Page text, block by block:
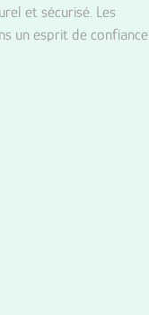
et sécurisé. Les
un esprit de confiance